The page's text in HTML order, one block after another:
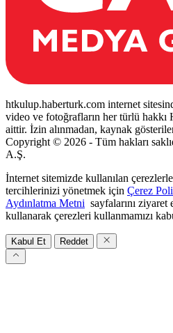
htkulup.haberturk.com internet
video ve fotoğrafların her türlü
aittir. İzin alınmadan, kaynak
Copyright © 2026 - Tüm hakları
A.Ş.
İnternet sitemizde kullanılan
tercihlerinizi yönetmek için Çerez
Aydınlatma Metni sayfalarını
kullanarak çerezleri kullanmamızı
Kabul Et Reddet